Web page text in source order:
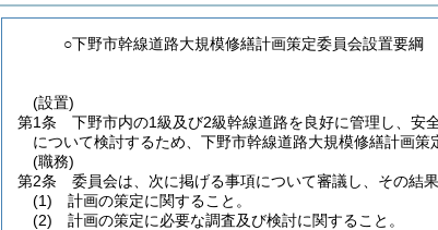
○下野市幹線道路大規模修繕計画策定委員会設置要綱
(設置)
第1条
下野市内の1級及び2級幹線道路を良好に管理し、安
について検討するため、下野市幹線道路大規模修繕計画策
(職務)
第2条
委員会は、次に掲げる事項について審議し、その結
(1)
計画の策定に関すること。
(2)
計画の策定に必要な調査及び検討に関すること。